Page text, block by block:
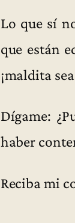
Lo que sí
que están
¡maldita
Dígame:
haber
Reciba mi